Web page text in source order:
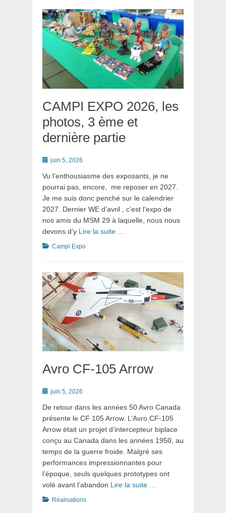
CAMPI EXPO 2026, les
photos, 3 ème et
dernière partie
Postéjuin 5, 2026
Vu l’enthousiasme des exposants, je ne
pourrai pas, encore, me reposer en 2027.
Je me suis donc penché sur le calendrier
2027. Dernier WE d’avril , c’est l’expo de
nos amis du MSM 29 à laquelle, nous nous
devons d’y Lire la suite …
Catégories
Campi Expo
Avro CF-105 Arrow
Postéjuin 5, 2026
De retour dans les années 50 Avro Canada
présente le CF 105 Arrow. L’Avro CF-105
Arrow était un projet d’intercepteur biplace
conçu au Canada dans les années 1950, au
temps de la guerre froide. Malgré ses
performances impressionnantes pour
l’époque, seuls quelques prototypes ont
volé avant l’abandon Lire la suite …
Catégories
Réalisations